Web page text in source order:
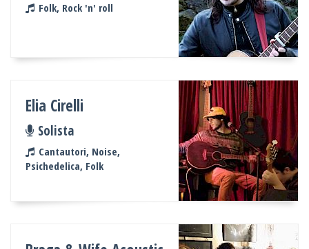
Folk, Rock 'n' roll
Elia Cirelli
Solista
Cantautori, Noise,
Psichedelica, Folk